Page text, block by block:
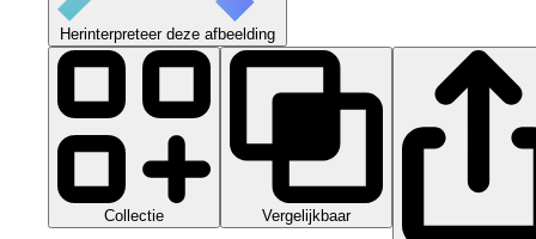
Herinterpreteer deze afbeelding
Collectie Vergelijkbaar